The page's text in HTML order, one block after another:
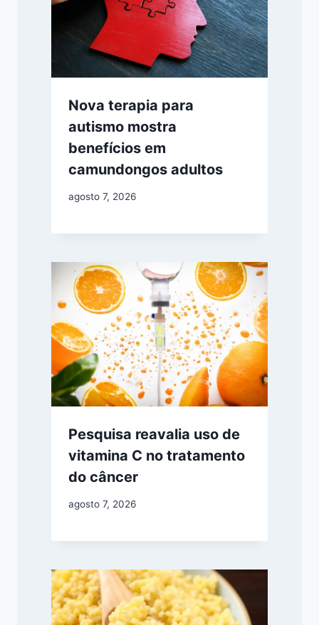
Nova terapia para
autismo mostra
benefícios em
camundongos adultos
agosto 7, 2026
Pesquisa reavalia uso de
vitamina C no tratamento
do câncer
agosto 7, 2026